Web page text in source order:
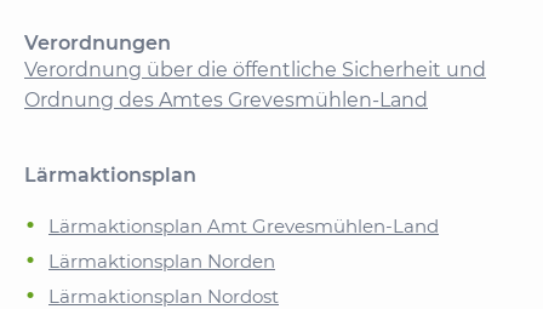
Verordnungen
Verordnung über die öffentliche Sicherheit und
Ordnung des Amtes Grevesmühlen-Land
Lärmaktionsplan
Lärmaktionsplan Amt Grevesmühlen-Land
Lärmaktionsplan Norden
Lärmaktionsplan Nordost